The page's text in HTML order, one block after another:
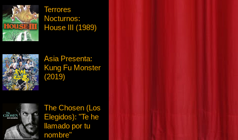
Terrores
Nocturnos:
House III (1989)
Asia Presenta:
Kung Fu Monster
(2019)
The Chosen (Los
Elegidos): "Te he
llamado por tu
nombre"